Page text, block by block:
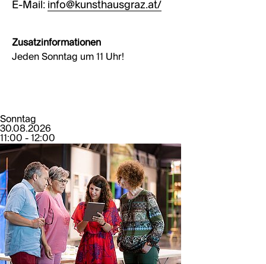
E-Mail: info@kunsthausgraz.at/
Zusatzinformationen
Jeden Sonntag um 11 Uhr!
Sonntag
30.08.2026
11:00 - 12:00